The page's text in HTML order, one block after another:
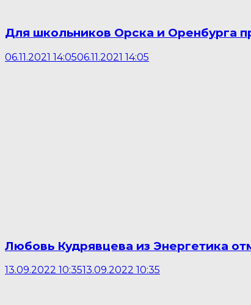
Для школьников Орска и Оренбурга
06.11.2021 14:0506.11.2021 14:05
Любовь Кудрявцева из Энергетика
13.09.2022 10:3513.09.2022 10:35